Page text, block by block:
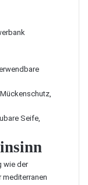
Seife,
wie der
mediterranen